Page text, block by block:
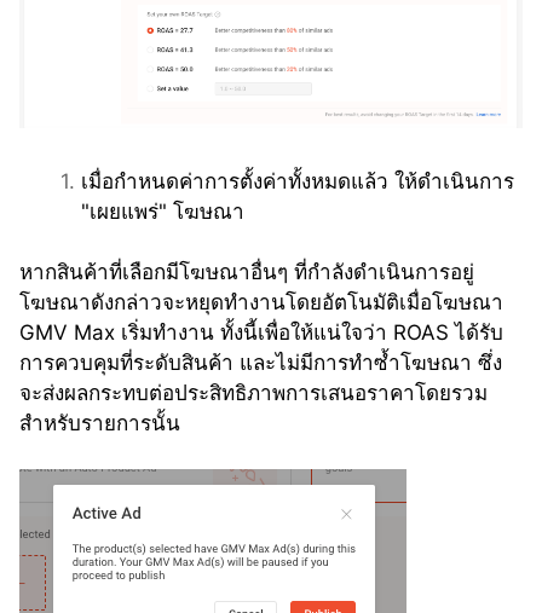
เมื่อกำหนดค่าการตั้งค่าทั้งหมดแล้ว ให้ดำเนินการ
"เผยแพร่" โฆษณา
หากสินค้าที่เลือกมีโฆษณาอื่นๆ ที่กำลังดำเนินการอยู่
โฆษณาดังกล่าวจะหยุดทำงานโดยอัตโนมัติเมื่อโฆษณา
GMV Max เริ่มทำงาน ทั้งนี้เพื่อให้แน่ใจว่า ROAS ได้รับ
การควบคุมที่ระดับสินค้า และไม่มีการทำซ้ำโฆษณา ซึ่ง
จะส่งผลกระทบต่อประสิทธิภาพการเสนอราคาโดยรวม
สำหรับรายการนั้น